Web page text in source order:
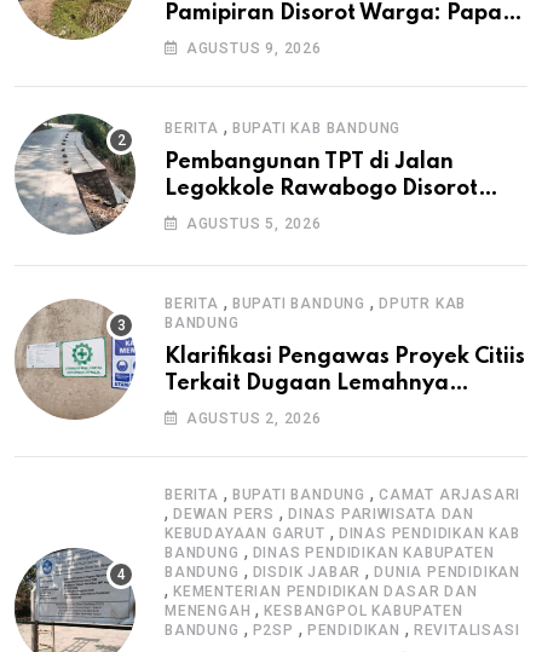
Pamipiran Disorot Warga: Papan
Informasi Tak Cantumkan PPK,
AGUSTUS 9, 2026
BERITA , BUPATI KAB BANDUNG
Pembangunan TPT di Jalan
Legokkole Rawabogo Disorot
Warga, Selesai Tanpa Papan
AGUSTUS 5, 2026
BERITA , BUPATI BANDUNG ,DPUTR KAB
BANDUNG
Klarifikasi Pengawas Proyek Citiis
Terkait Dugaan Lemahnya
Pengawasan K3
AGUSTUS 2, 2026
BERITA , BUPATI BANDUNG ,CAMAT ARJASARI
, DEWAN PERS , DINAS PARIWISATA DAN
KEBUDAYAAN GARUT , DINAS PENDIDIKAN KAB
BANDUNG , DINAS PENDIDIKAN KABUPATEN
BANDUNG , DISDIK JABAR ,DUNIA PENDIDIKAN
, KEMENTERIAN PENDIDIKAN DASAR DAN
MENENGAH ,KESBANGPOL KABUPATEN
BANDUNG , P2SP , PENDIDIKAN , REVITALISASI